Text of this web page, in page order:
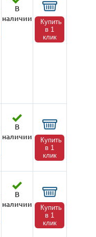
В
наличии
Купить
в 1
клик
В
наличии
Купить
в 1
клик
В
наличии
Купить
в 1
клик